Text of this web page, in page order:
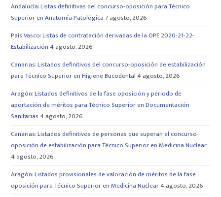
Andalucía: Listas definitivas del concurso-oposición para Técnico
Superior en Anatomía Patológica 7 agosto, 2026
País Vasco: Listas de contratación derivadas de la OPE 2020-21-22-
Estabilización 4 agosto, 2026
Canarias: Listados definitivos del concurso-oposición de estabilización
para Técnico Superior en Higiene Bucodental 4 agosto, 2026
Aragón: Listados definitivos de la fase oposición y periodo de
aportación de méritos para Técnico Superior en Documentación
Sanitarias 4 agosto, 2026
Canarias: Listados definitivos de personas que superan el concurso-
oposición de estabilización para Técnico Superior en Medicina Nuclear
4 agosto, 2026
Aragón: Listados provisionales de valoración de méritos de la fase
oposición para Técnico Superior en Medicina Nuclear4 agosto, 2026